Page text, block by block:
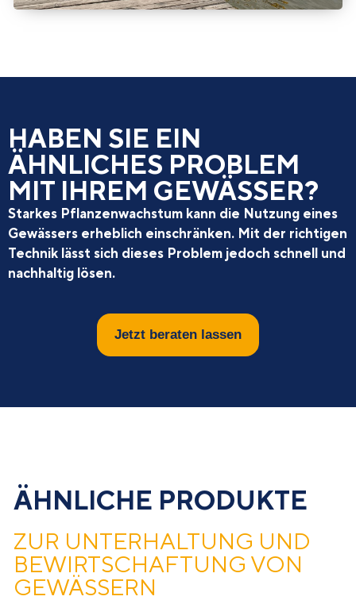
HABEN SIE EIN
ÄHNLICHES PROBLEM
MIT IHREM GEWÄSSER?
Starkes Pflanzenwachstum kann die Nutzung eines
Gewässers erheblich einschränken. Mit der richtigen
Technik lässt sich dieses Problem jedoch schnell und
nachhaltig lösen.
Jetzt beraten lassen
ÄHNLICHE PRODUKTE
ZUR UNTERHALTUNG UND
BEWIRTSCHAFTUNG VON
GEWÄSSERN